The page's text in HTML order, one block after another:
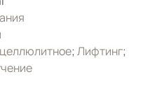
;Лифтинг;